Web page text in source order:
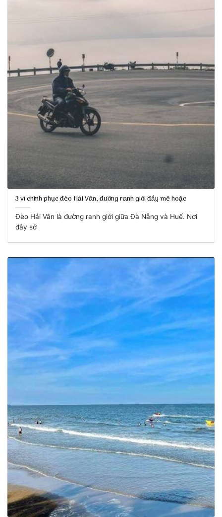
3 vì chinh phục đèo Hải Vân, đường ranh giới đầy mê hoặc
Đèo Hải Vân là đường ranh giới giữa Đà Nẵng và Huế. Nơi
đây sở